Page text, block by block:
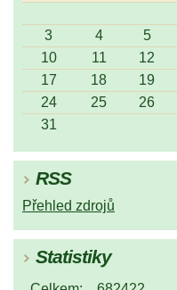
3
4 5
10
11 12
17
18 19
24
25 26
31
RSS
Přehled zdrojů
Statistiky